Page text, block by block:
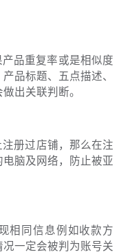
品重复率或是相似度
品标题、五点描述、
出关联判断。
册过店铺，那么在注
脑及网络，防止被亚
相同信息例如收款方
一定会被判为账号关